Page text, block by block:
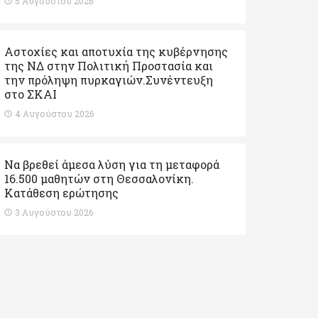
Αστοχίες και αποτυχία της κυβέρνησης
της ΝΔ στην Πολιτική Προστασία και
την πρόληψη πυρκαγιών.Συνέντευξη
στο ΣΚΑΙ
4 Αυγούστου 2026
Να βρεθεί άμεσα λύση για τη μεταφορά
16.500 μαθητών στη Θεσσαλονίκη.
Κατάθεση ερώτησης
3 Αυγούστου 2026